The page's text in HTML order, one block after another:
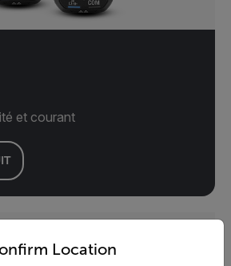
et courant
Location
and language from the